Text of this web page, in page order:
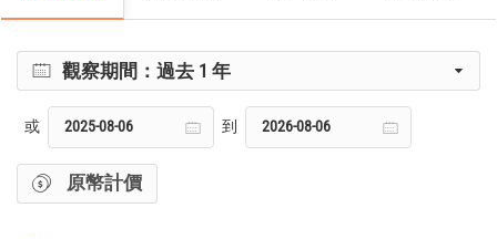
觀察期間：過去 1 年
或 到
原幣計價